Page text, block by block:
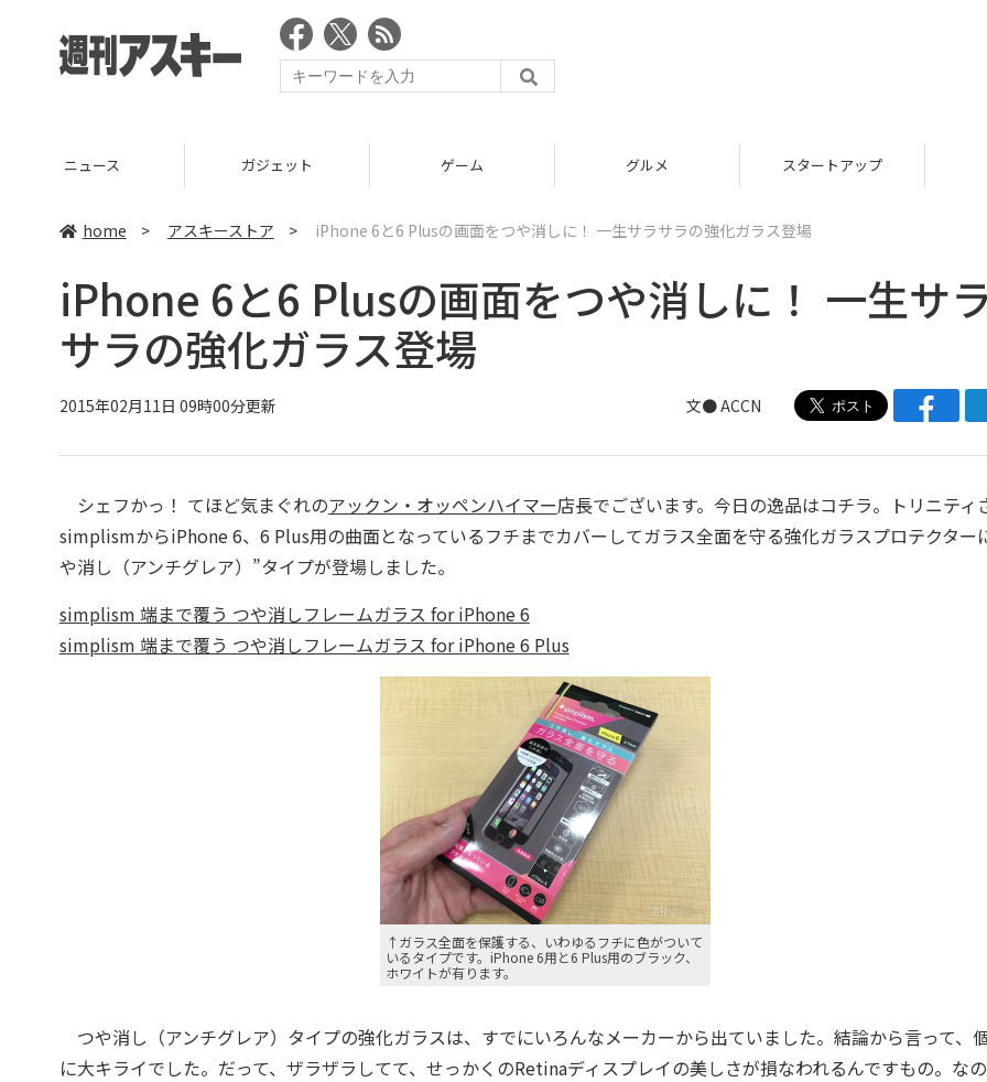
ニュース ガジェット ゲーム グルメ スタートアップ
home > アスキーストア > iPhone 6と6 Plusの画面をつや消しに！ 一生サラサラの強化ガラス登場
iPhone 6と6 Plusの画面をつや消しに！ 一生サラ
サラの強化ガラス登場
2015年02月11日 09時00分更新 文●ACCN
シェフかっ！ てほど気まぐれのアックン・オッペンハイマー店長でございます。今日の逸品はコチラ。トリニティ
simplismからiPhone 6、6 Plus用の曲面となっているフチまでカバーしてガラス全面を守る強化ガラスプロテクター
や消し（アンチグレア）”タイプが登場しました。
simplism 端まで覆う つや消しフレームガラス for iPhone 6
simplism 端まで覆う つや消しフレームガラス for iPhone 6 Plus
↑ガラス全面を保護する、いわゆるフチに色がついて
いるタイプです。iPhone 6用と6 Plus用のブラック、
ホワイトが有ります。
つや消し（アンチグレア）タイプの強化ガラスは、すでにいろんなメーカーから出ていました。結論から言って、
に大キライでした。だって、ザラザラしてて、せっかくのRetinaディスプレイの美しさが損なわれるんですもの。なの